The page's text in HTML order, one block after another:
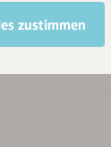
zustimmen